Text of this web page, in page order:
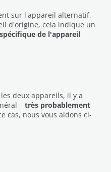
sur l'appareil alternatif,
d'origine, cela indique un
de l'appareil
deux appareils, il y a
– très probablement
cas, nous vous aidons ci-